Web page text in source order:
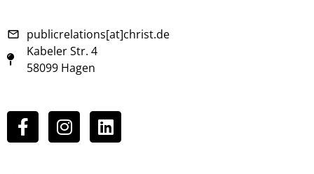
publicrelations[at]christ.de
Kabeler Str. 4
58099 Hagen